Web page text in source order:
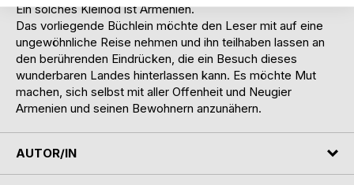
Ein solches Kleinod ist Armenien.
Das vorliegende Büchlein möchte den Leser mit auf eine
ungewöhnliche Reise nehmen und ihn teilhaben lassen an
den berührenden Eindrücken, die ein Besuch dieses
wunderbaren Landes hinterlassen kann. Es möchte Mut
machen, sich selbst mit aller Offenheit und Neugier
Armenien und seinen Bewohnern anzunähern.
AUTOR/IN